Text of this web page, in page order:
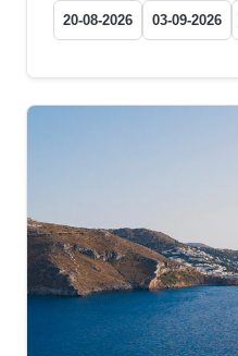
20-08-2026 03-09-2026